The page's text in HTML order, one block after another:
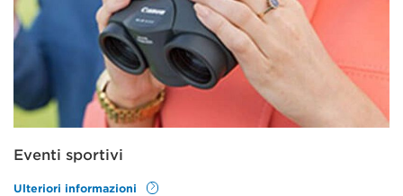
Eventi sportivi
Ulteriori informazioni